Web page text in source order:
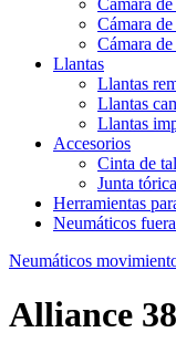
Cámara
Cámara
Cámara
Llantas
Llantas
Llantas
Llantas
Accesorios
Cinta de
Junta
Herramientas
Neumáticos
Neumáticos
Alliance